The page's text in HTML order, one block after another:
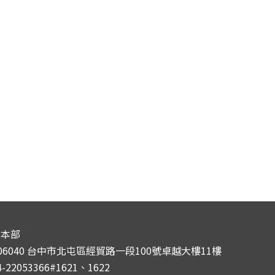
部
台中市北屯區經貿路一段100號卓越大樓11樓
22053366#1621、1622